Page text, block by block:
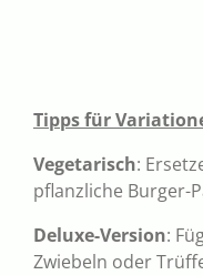
Tipps für
Vegetarisch:
pflanzliche Burger-
Deluxe-Version:
Zwiebeln oder